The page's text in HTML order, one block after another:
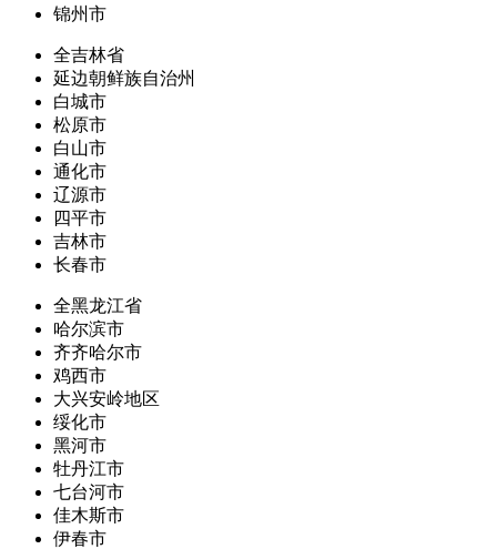
锦州市
全吉林省
延边朝鲜族自治州
白城市
松原市
白山市
通化市
辽源市
四平市
吉林市
长春市
全黑龙江省
哈尔滨市
齐齐哈尔市
鸡西市
大兴安岭地区
绥化市
黑河市
牡丹江市
七台河市
佳木斯市
伊春市